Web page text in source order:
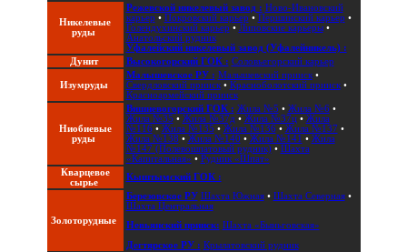
Никелевые
руды
Режевской никелевый завод : Ново-Ивановский
карьер • Покровский карьер • Першинский карьер •
Голендухинский карьер • Липовские карьеры•
Анатольский рудник
Уфалейский никелевый завод (Уфалейникель) :
Дунит
Высокогорский ГОК : Соловьегорский карьер
Изумруды
Малышевское РУ : Малышевский прииск•
Свердловский прииск• Красноболотский прииск•
Красноармейский прииск
Ниобиевые
руды
Вишневогорский ГОК : Жила №5 • Жила №6•
Жила №35 • Жила №37д • Жила №37ц• Жила
№116• Жила №135 • Жила №136• Жила №137 •
Жила №138 • Жила №140 • Жила №141 • Жила
№147 (Полевошпатовый рудник)• Шахта
«Капитальная» • Рудник «Шпат»
Кварцевое
сырье
Кыштымский ГОК :
Золоторудные
Березовское РУ Шахта Южная• Шахта Северная•
Шахта Центральная
Невьянский прииск: Шахта «Быньговская»
Дегтярское РУ : Крылатовский рудник